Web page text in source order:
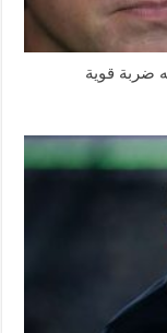
ضربة قوية